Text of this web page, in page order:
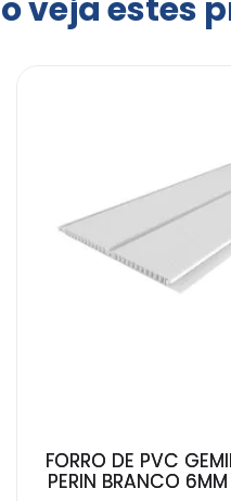
veja estes
FORRO DE PVC
PERIN BRANCO